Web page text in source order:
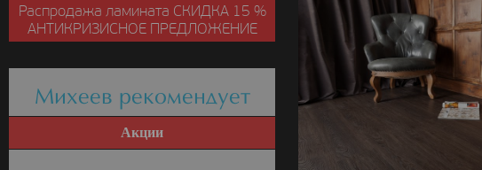
Распродажа ламината СКИДКА15 %
АНТИКРИЗИСНОЕ ПРЕДЛОЖЕНИЕ
Михеев рекомендует
Акции